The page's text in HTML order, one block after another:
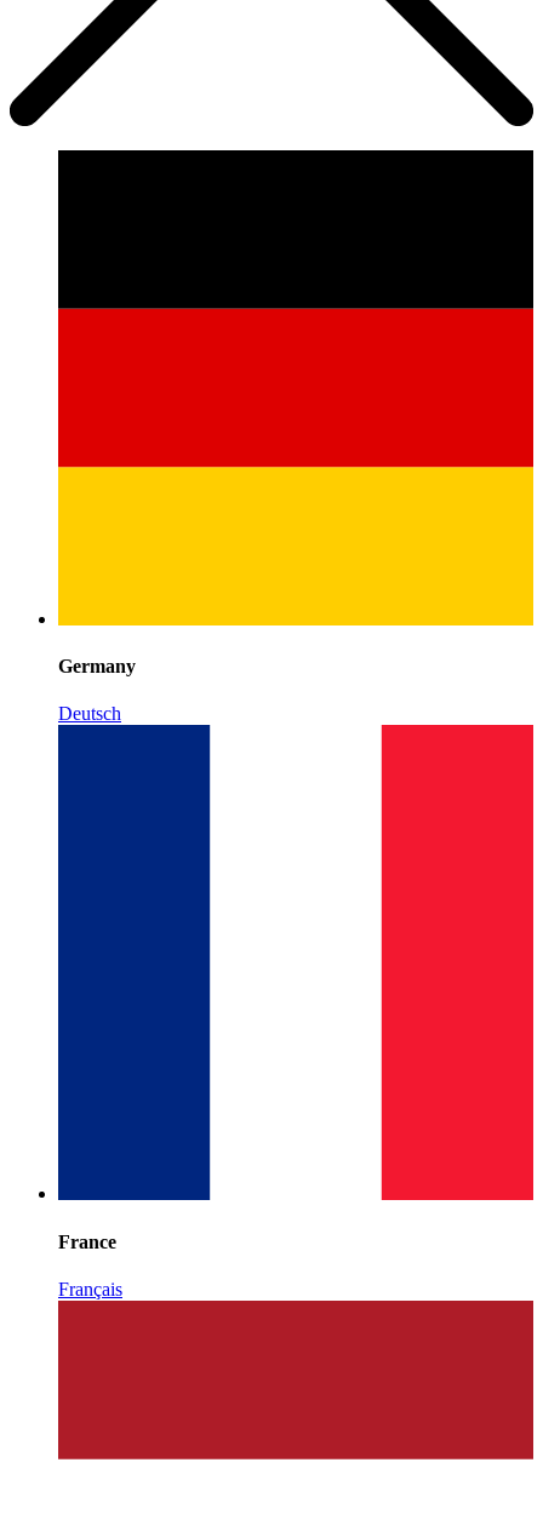
Germany
Deutsch
France
Français